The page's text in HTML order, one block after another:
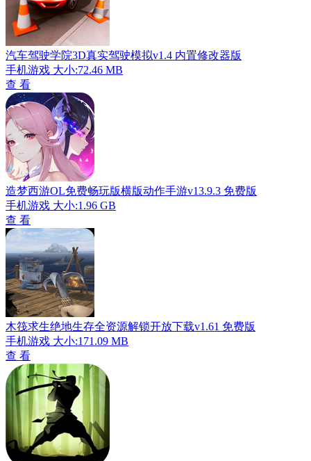
汽车驾驶学院3D真实驾驶模拟v1.4 内置修改器版
手机游戏 大小:72.46 MB
查 看
造梦西游OL免费畅玩版横版动作手游v13.9.3 免费版
手机游戏 大小:1.96 GB
查 看
木筏求生绝地生存全资源解锁开放下载v1.61 免费版
手机游戏 大小:171.09 MB
查 看